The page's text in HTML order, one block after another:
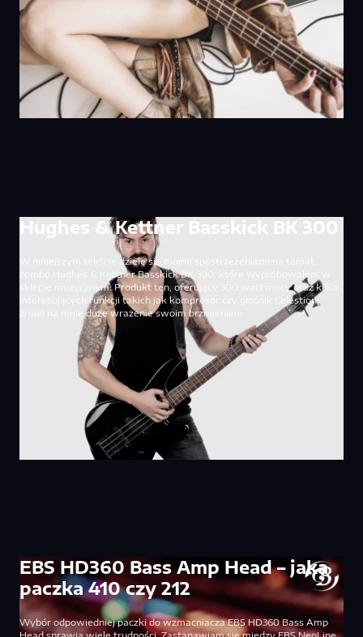
Hughes & Kettner Basskick BK 300
W niniejszym tekście dzielę się moimi spostrzeżeniami na temat
combo Hughes & Kettner Basskick BK 300, które wypróbowałem w
sklepie muzycznym. Produkt ten, oferujący 300 watt mocy oraz kilka
interesujących funkcji takich jak kompresor czy głośnik Celestion,
zrobił na mnie duże wrażenie swoim brzmieniem.
EBS HD360 Bass Amp Head – jaka
paczka 410 czy 212
Wybór odpowiedniej paczki do wzmacniacza EBS HD360 Bass Amp
Head sprawia wiele trudności. Zastanawiam się między EBS NeoLine